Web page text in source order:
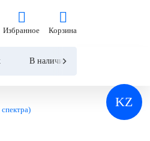
KZ
Сравнение
Избранное Корзина
В наличии